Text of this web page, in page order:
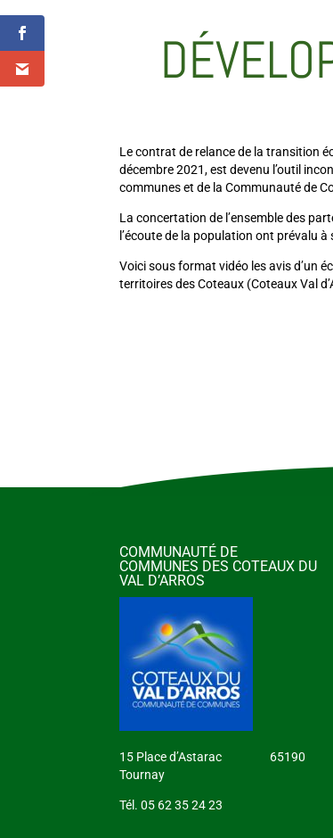
Le contrat de relance de la transition
décembre 2021, est devenu l’outil
communes et de la Communauté de
La concertation de l’ensemble des
l’écoute de la population ont prévalu à
Voici sous format vidéo les avis d’un
territoires des Coteaux (Coteaux Val
COMMUNAUTÉ DE
COMMUNES DES COTEAUX DU
VAL D’ARROS
15 Place d’Astarac 65190
Tournay
Tél. 05 62 35 24 23